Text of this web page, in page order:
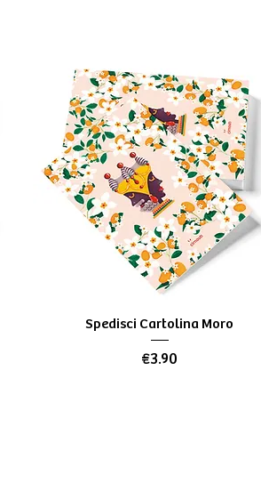
Quick View
Spedisci Cartolina Moro
Price
€3.90